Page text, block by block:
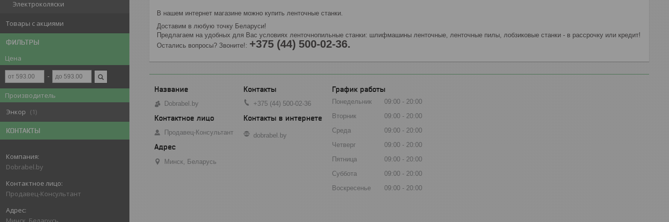
Электроколяски
Товары с акциями
ФИЛЬТРЫ
Цена
Производитель
Энкор
1
КОНТАКТЫ
Dobrabel.by
Продавец-Консультант
В нашем интернет магазине можно купить ленточные станки.
Доставим в любую точку Беларуси!
Предлагаем на удобных для Вас условиях ленточнопильные станки: шлифмашины ленточные, ленточные пилы, лобзиковые станки - в рассрочку или кредит!
Остались вопросы? Звоните!: +375 (44) 500-02-36.
Dobrabel.by
Продавец-Консультант
Минск, Беларусь
+375 (44) 500-02-36
dobrabel.by
График работы
Понедельник 09:00
20:00
Вторник
09:00
20:00
Среда
09:00
20:00
Четверг
09:00
20:00
Пятница
09:00
20:00
Суббота
09:00
20:00
Воскресенье
09:00 20:00